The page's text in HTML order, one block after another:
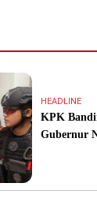
HEADLINE
KPK
Gubernur